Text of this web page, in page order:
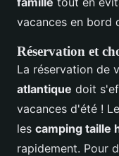
vacances en bord
Réservation et
La réservation de
atlantique doit
vacances d'été !
les camping taille
rapidement. Pour